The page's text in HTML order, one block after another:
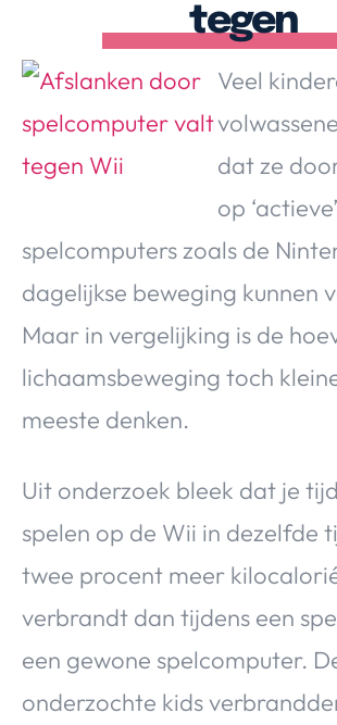
VALERIE'S CHOICE
Food & Drinks Health & Beauty
tegen
Veel
dat ze
op ‘actieve’
spelcomputers zoals de
dagelijkse beweging kunnen
Maar in vergelijking is de
lichaamsbeweging toch
meeste denken.
Uit onderzoek bleek dat je
spelen op de Wii in dezelfde
twee procent meer
verbrandt dan tijdens een
een gewone spelcomputer.
onderzochte kids